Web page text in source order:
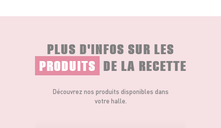
grill. Dégustez-les accompagnés de la sauce au
Pour la sauce au yaourt:
Commencez par hachez finement les gousses
d'ail. Puis pelez le gingembre, et hachez-le
PLUS D'INFOS SUR LES
PRODUITS DE LA RECETTE
Découvrez nos produits disponibles dans
votre halle.